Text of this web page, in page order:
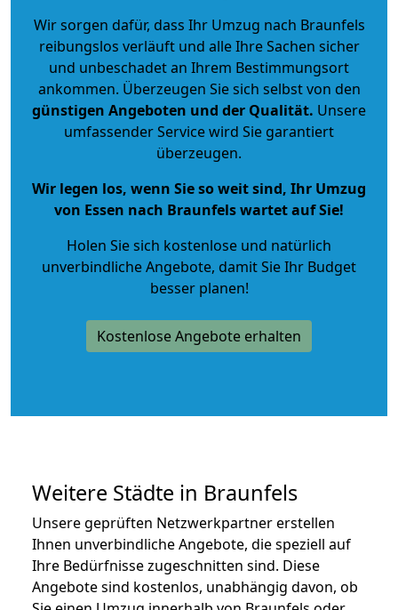
Wir sorgen dafür, dass Ihr Umzug nach Braunfels
reibungslos verläuft und alle Ihre Sachen sicher
und unbeschadet an Ihrem Bestimmungsort
ankommen. Überzeugen Sie sich selbst von den
günstigen Angeboten und der Qualität. Unsere
umfassender Service wird Sie garantiert
überzeugen.
Wir legen los, wenn Sie so weit sind, Ihr Umzug
von Essen nach Braunfels wartet auf Sie!
Holen Sie sich kostenlose und natürlich
unverbindliche Angebote, damit Sie Ihr Budget
besser planen!
Kostenlose Angebote erhalten
Weitere Städte in Braunfels
Unsere geprüften Netzwerkpartner erstellen
Ihnen unverbindliche Angebote, die speziell auf
Ihre Bedürfnisse zugeschnitten sind. Diese
Angebote sind kostenlos, unabhängig davon, ob